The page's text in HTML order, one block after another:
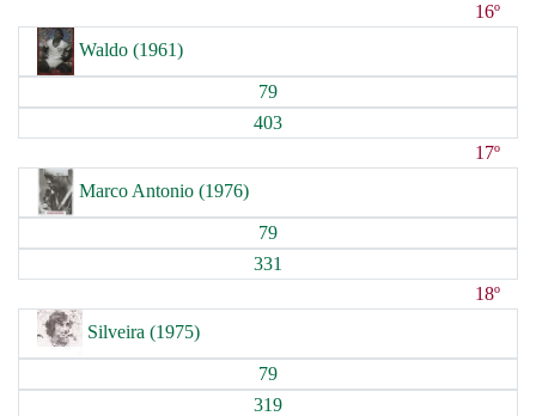
16º
Waldo (1961)
79
403
17º
Marco Antonio (1976)
79
331
18º
Silveira (1975)
79
319